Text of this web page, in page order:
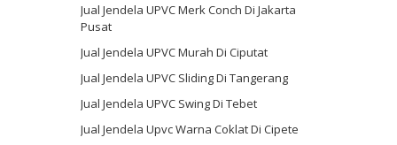
Jual Jendela UPVC Merk Conch Di Jakarta
Pusat
Jual Jendela UPVC Murah Di Ciputat
Jual Jendela UPVC Sliding Di Tangerang
Jual Jendela UPVC Swing Di Tebet
Jual Jendela Upvc Warna Coklat Di Cipete